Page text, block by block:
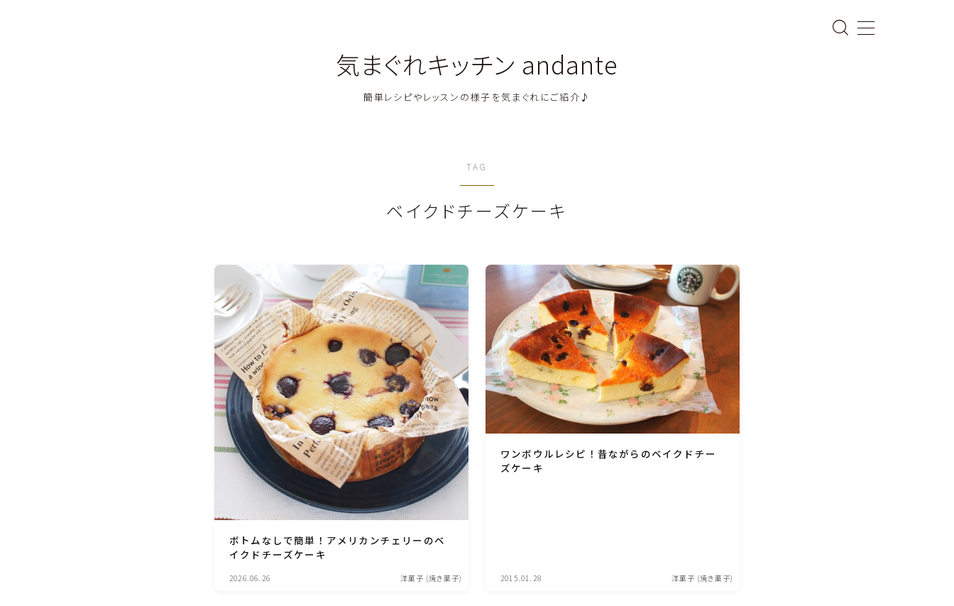
気まぐれキッチン andante
簡単レシピやレッスンの様子を気まぐれにご紹介♪
料理関連のお仕事・メディア掲載レシピ
豚肉料理
牛肉料理
ひき肉料理
魚介料理
卵料理
野菜料理(ブロッコリー・カリフラワー・パプ
リカ・菜の花・その他)
野菜料理(きゅうり・なす・トマト・ピーマン・
かぼちゃ・ゴーヤ)
TAG
ベイクドチーズケーキ
ボトムなしで簡単！アメリカンチェリーのベ
イクドチーズケーキ
2026.06.26 洋菓子 (焼き菓子)
ワンボウルレシピ！昔ながらのベイクドチー
ズケーキ
2015.01.28 洋菓子 (焼き菓子)